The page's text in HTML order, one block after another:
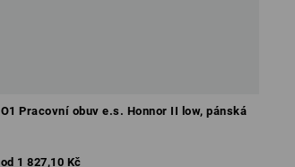
O1 Pracovní obuv e.s. Honnor II low, pánská
od 1 827,10 Kč